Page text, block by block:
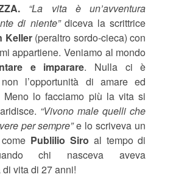
“La vita è un’avventura
di niente”diceva la scrittrice
Keller (peraltro sordo-cieca) con
appartiene. Veniamo al mondo
e imparare. Nulla ci è
l’opportunità di amare ed
Meno lo facciamo più la vita si
“Vivono male quelli che
per sempre”e lo scriveva un
Publilio Siro al tempo di
chi nasceva aveva
di vita di 27 anni!